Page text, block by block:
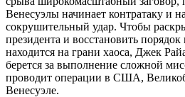
Венесуэлы начинает контратаку и
сокрушительный удар. Чтобы
президента и восстановить порядок
находится на грани хаоса, Джек
берется за выполнение сложной
проводит операции в США,
Венесуэле.